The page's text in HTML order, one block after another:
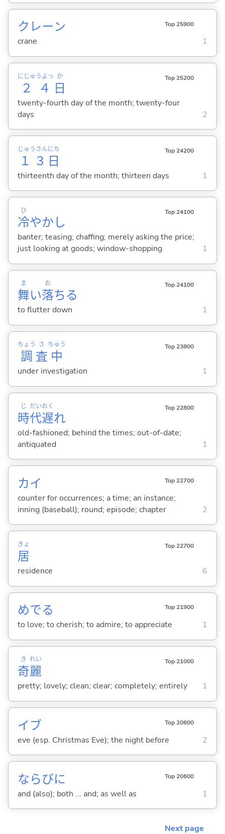
クレーン Top 25900
crane 1
２４
にじゅうよっ
日
か Top 25200
twenty-fourth day of the month; twenty-four
days
2
１３
じゅうさん
日
にち Top 24200
thirteenth day of the month; thirteen days 1
冷
ひ
やかし
Top 24100
banter; teasing; chaffing; merely asking the price;
just looking at goods; window-shopping
1
舞
ま
い落
お
ちる
Top 24100
to flutter down 1
調
ちょう
査
さ
中
ちゅう Top 23800
under investigation 1
時
じ
代
だい
遅
おく
れ
Top 22800
old-fashioned; behind the times; out-of-date;
antiquated
1
カイ Top 22700
counter for occurrences; a time; an instance;
inning (baseball); round; episode; chapter
2
居
きょ Top 22700
residence 6
めでる Top 21900
to love; to cherish; to admire; to appreciate 1
奇
き
麗
れい Top 21000
pretty; lovely; clean; clear; completely; entirely 1
イブ Top 20600
eve (esp. Christmas Eve); the night before 2
ならびに Top 20600
and (also); both ... and; as well as 1
Next page